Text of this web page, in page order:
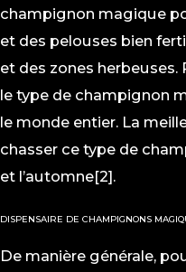
champignon magique
et des pelouses bien
et des zones
le type de champignon
le monde entier. La
chasser ce type de
et l’automne[2].
DISPENSAIRE DE CHAMPIGNONS
De manière générale,